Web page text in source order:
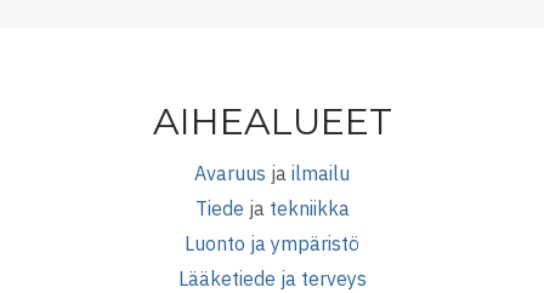
AIHEALUEET
Avaruus ja ilmailu
Tiede ja tekniikka
Luonto ja ympäristö
Lääketiede ja terveys